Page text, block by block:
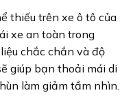
thiếu trên xe ô tô của
xe an toàn trong
chắc chắn và độ
giúp bạn thoải mái di
làm giảm tầm nhìn.